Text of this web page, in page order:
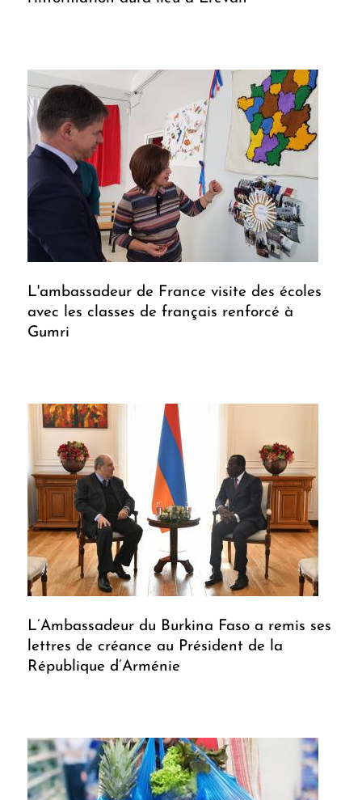
L'ambassadeur de France visite des écoles
avec les classes de français renforcé à
Gumri
L’Ambassadeur du Burkina Faso a remis ses
lettres de créance au Président de la
République d’Arménie